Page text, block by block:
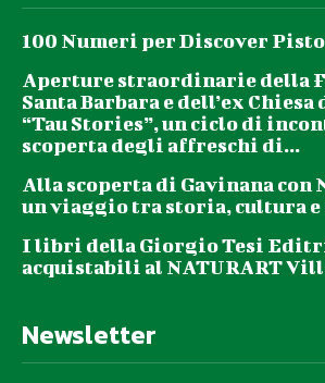
100 Numeri per Discover
Aperture straordinarie della
Santa Barbara e dell’ex Chiesa
“Tau Stories”, un ciclo di
scoperta degli affreschi di...
Alla scoperta di Gavinana con
un viaggio tra storia, cultura
I libri della Giorgio Tesi
acquistabili al NATURART
Newsletter